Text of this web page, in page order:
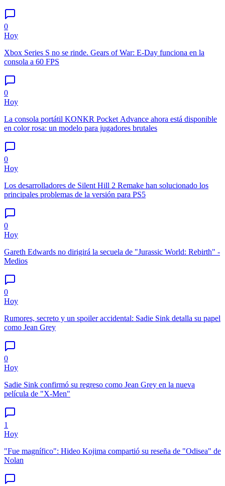
0
Hoy
Xbox Series S no se rinde. Gears of War: E-Day funciona en la
consola a 60 FPS
0
Hoy
La consola portátil KONKR Pocket Advance ahora está disponible
en color rosa: un modelo para jugadores brutales
0
Hoy
Los desarrolladores de Silent Hill 2 Remake han solucionado los
principales problemas de la versión para PS5
0
Hoy
Gareth Edwards no dirigirá la secuela de "Jurassic World: Rebirth" -
Medios
0
Hoy
Rumores, secreto y un spoiler accidental: Sadie Sink detalla su papel
como Jean Grey
0
Hoy
Sadie Sink confirmó su regreso como Jean Grey en la nueva
película de "X-Men"
1
Hoy
"Fue magnífico": Hideo Kojima compartió su reseña de "Odisea" de
Nolan